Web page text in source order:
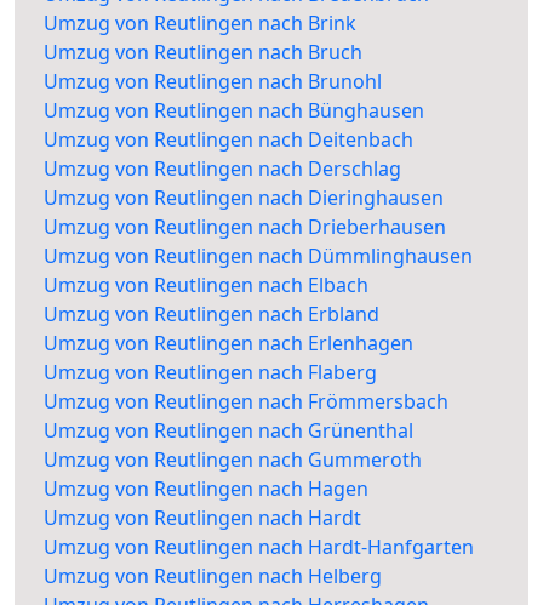
Umzug von Reutlingen nach Brink
Umzug von Reutlingen nach Bruch
Umzug von Reutlingen nach Brunohl
Umzug von Reutlingen nach Bünghausen
Umzug von Reutlingen nach Deitenbach
Umzug von Reutlingen nach Derschlag
Umzug von Reutlingen nach Dieringhausen
Umzug von Reutlingen nach Drieberhausen
Umzug von Reutlingen nach Dümmlinghausen
Umzug von Reutlingen nach Elbach
Umzug von Reutlingen nach Erbland
Umzug von Reutlingen nach Erlenhagen
Umzug von Reutlingen nach Flaberg
Umzug von Reutlingen nach Frömmersbach
Umzug von Reutlingen nach Grünenthal
Umzug von Reutlingen nach Gummeroth
Umzug von Reutlingen nach Hagen
Umzug von Reutlingen nach Hardt
Umzug von Reutlingen nach Hardt-Hanfgarten
Umzug von Reutlingen nach Helberg